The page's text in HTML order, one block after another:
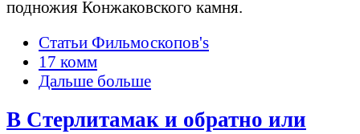
подножия Конжаковского камня.
Статьи Фильмоскопов's
17 комм
Дальше больше
В Стерлитамак и обратно или